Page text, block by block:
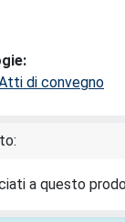
di convegno
a questo